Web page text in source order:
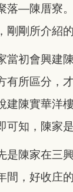
落—陳厝寮
剛剛所介紹
當初會興建
有所區分，
建陳實華洋
可知，陳家
是陳家在三
間，好收庄